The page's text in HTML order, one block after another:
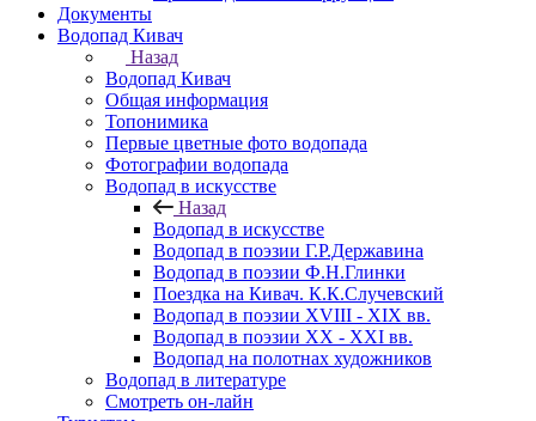
Документы
Водопад Кивач
Назад
Водопад Кивач
Общая информация
Топонимика
Первые цветные фото водопада
Фотографии водопада
Водопад в искусстве
Назад
Водопад в искусстве
Водопад в поэзии Г.Р.Державина
Водопад в поэзии Ф.Н.Глинки
Поездка на Кивач. К.К.Случевский
Водопад в поэзии XVIII - XIX вв.
Водопад в поэзии XX - XXI вв.
Водопад на полотнах художников
Водопад в литературе
Смотреть он-лайн